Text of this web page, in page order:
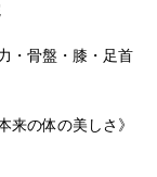
・骨盤・膝・足首
来の体の美しさ》